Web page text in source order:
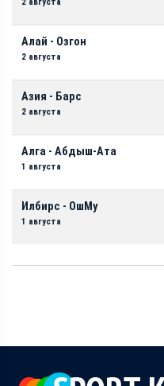
Алай - Озгон
2 августа
Азия - Барс
2 августа
Алга - Абдыш-Ата
1 августа
Илбирс - ОшМу
1 августа